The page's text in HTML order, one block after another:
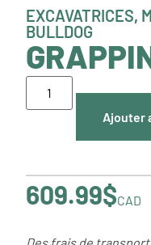
EXCAVATRICES,
BULLDOG
Ajouter
609.99$CAD